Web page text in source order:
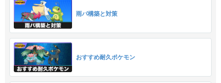
雨パ構築と対策
おすすめ耐久ポケモン